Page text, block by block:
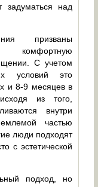
задуматься над
призваны
комфортную
С учетом
условий это
и 8-9 месяцев в
из того,
внутри
частью
люди подходят
с эстетической
подход, но